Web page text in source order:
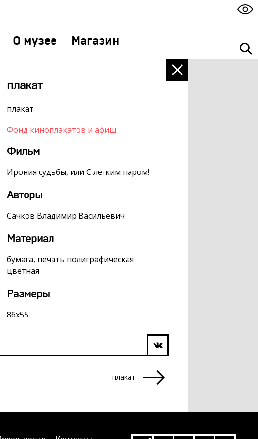
О музее Магазин
плакат
плакат
Фонд киноплакатов и афиш
Фильм
Ирония судьбы, или С легким паром!
Авторы
Сачков Владимир Васильевич
Материал
бумага, печать полиграфическая
цветная
Размеры
86х55
плакат